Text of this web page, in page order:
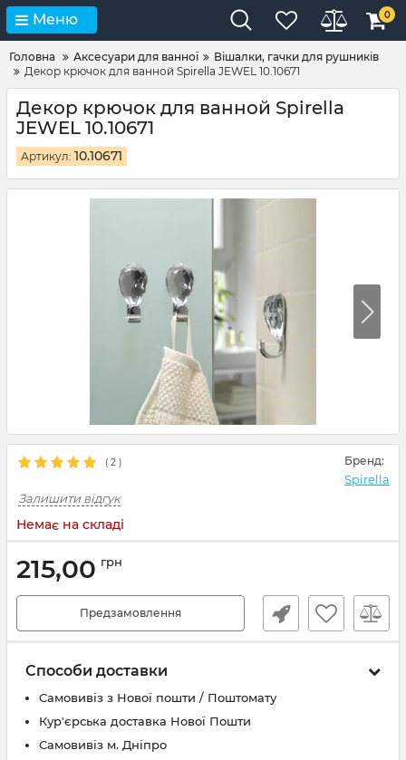
Меню 0
Головна Аксесуари для ванної
Вішалки, гачки для рушників
Декор крючок для ванной Spirella JEWEL 10.10671
Декор крючок для ванной Spirella
JEWEL 10.10671
Артикул: 10.10671
( 2 ) Бренд:
Spirella
Залишити відгук
Немає на складі
215,00 грн
Предзамовлення
Способи доставки
Самовивіз з Нової пошти / Поштомату
Кур'єрська доставка Нової Пошти
Самовивіз м. Дніпро